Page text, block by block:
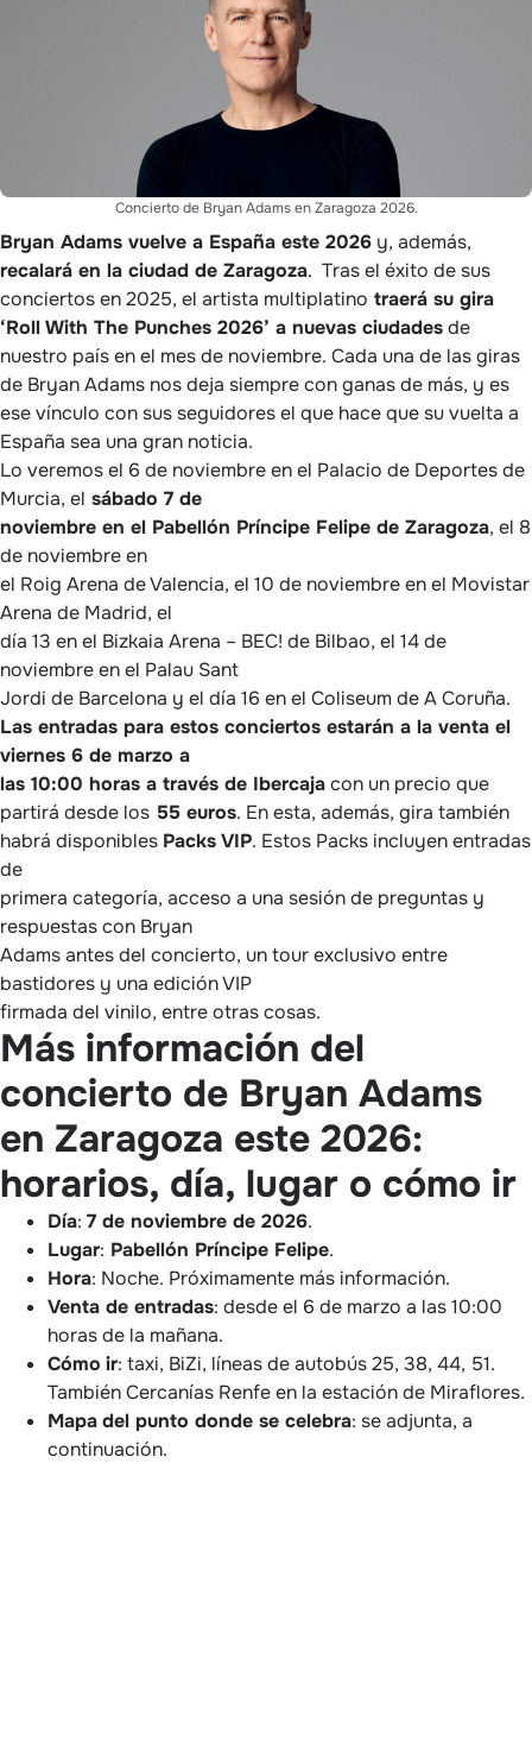
Concierto de Bryan Adams en Zaragoza 2026.
Bryan Adams vuelve a España este 2026 y, además,
recalará en la ciudad de Zaragoza. Tras el éxito de sus
conciertos en 2025, el artista multiplatino traerá su gira
‘Roll With The Punches 2026’ a nuevas ciudadesde
nuestro país en el mes de noviembre. Cada una de las giras
de Bryan Adams nos deja siempre con ganas de más, y es
ese vínculo con sus seguidores el que hace que su vuelta a
España sea una gran noticia.
Lo veremos el 6 de noviembre en el Palacio de Deportes de
Murcia, el sábado 7 de
noviembre en el Pabellón Príncipe Felipe de Zaragoza, el 8
de noviembre en
el Roig Arena de Valencia, el 10 de noviembre en el Movistar
Arena de Madrid, el
día 13 en el Bizkaia Arena – BEC! de Bilbao, el 14 de
noviembre en el Palau Sant
Jordi de Barcelona y el día 16 en el Coliseum de A Coruña.
Las entradas para estos conciertos estarán a la venta el
viernes 6 de marzo a
las 10:00 horas a través de Ibercajacon un precio que
partirá desde los 55 euros. En esta, además, gira también
habrá disponibles PacksVIP. Estos Packs incluyen entradas
de
primera categoría, acceso a una sesión de preguntas y
respuestas con Bryan
Adams antes del concierto, un tour exclusivo entre
bastidores y una edición VIP
firmada del vinilo, entre otras cosas.
Más información del
concierto de Bryan Adams
en Zaragoza este 2026:
horarios, día, lugar o cómo ir
Día: 7 de noviembre de 2026.
Lugar: Pabellón Príncipe Felipe.
Hora: Noche. Próximamente más información.
Venta de entradas: desde el 6 de marzo a las 10:00
horas de la mañana.
Cómo ir: taxi, BiZi, líneas de autobús 25, 38, 44, 51.
También Cercanías Renfe en la estación de Miraflores.
Mapadel punto donde se celebra: se adjunta, a
continuación.